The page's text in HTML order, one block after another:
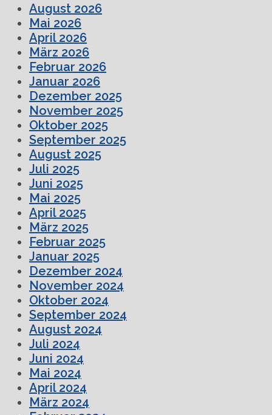
August 2026
Mai 2026
April 2026
März 2026
Februar 2026
Januar 2026
Dezember 2025
November 2025
Oktober 2025
September 2025
August 2025
Juli 2025
Juni 2025
Mai 2025
April 2025
März 2025
Februar 2025
Januar 2025
Dezember 2024
November 2024
Oktober 2024
September 2024
August 2024
Juli 2024
Juni 2024
Mai 2024
April 2024
März 2024